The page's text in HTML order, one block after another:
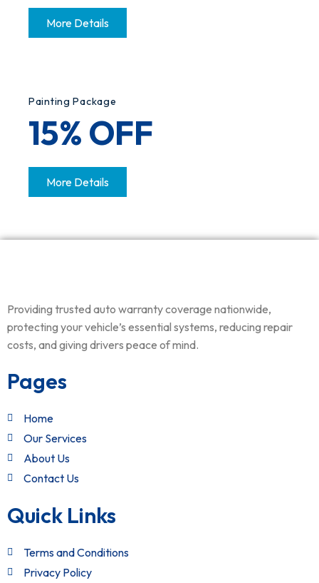
More Details
Painting Package
15% OFF
More Details
Providing trusted auto warranty coverage nationwide,
protecting your vehicle’s essential systems, reducing repair
costs, and giving drivers peace of mind.
Pages
Home
Our Services
About Us
Contact Us
Quick Links
Terms and Conditions
Privacy Policy